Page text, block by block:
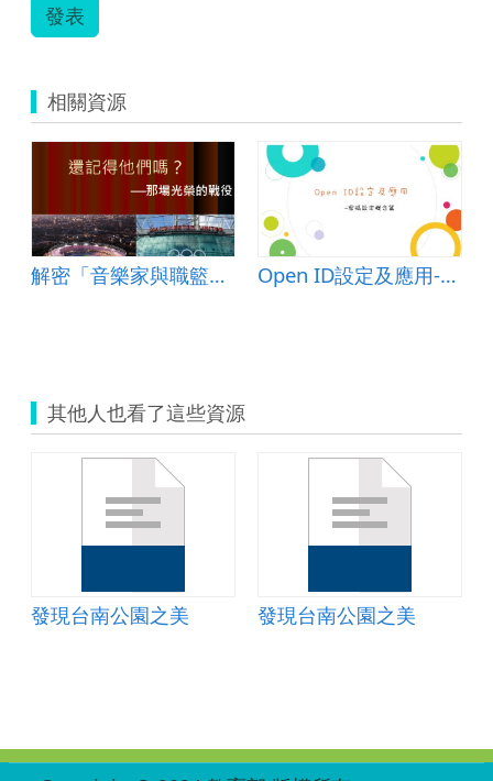
發表
相關資源
解密「音樂家與職籃巨星」 Open ID設定及應用-密碼設定概念篇
其他人也看了這些資源
發現台南公園之美 發現台南公園之美